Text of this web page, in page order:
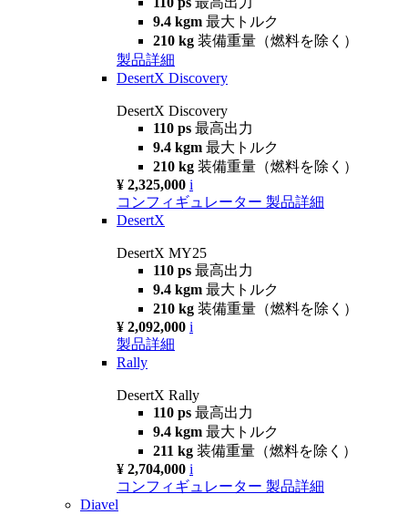
9.4 kgm 最大トルク
210 kg 装備重量（燃料を除く）
製品詳細
DesertX Discovery
DesertX Discovery
110 ps 最高出力
9.4 kgm 最大トルク
210 kg 装備重量（燃料を除く）
¥ 2,325,000 i
コンフィギュレーター 製品詳細
DesertX
DesertX MY25
110 ps 最高出力
9.4 kgm 最大トルク
210 kg 装備重量（燃料を除く）
¥ 2,092,000 i
製品詳細
Rally
DesertX Rally
110 ps 最高出力
9.4 kgm 最大トルク
211 kg 装備重量（燃料を除く）
¥ 2,704,000 i
コンフィギュレーター 製品詳細
Diavel